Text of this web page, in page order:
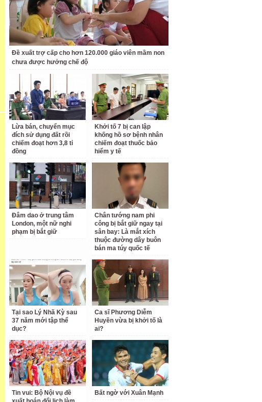
Đề xuất trợ cấp cho hơn 120.000 giáo viên mầm non
chưa được hưởng chế độ
Lừa bán, chuyển mục
đích sử dụng đất rồi
chiếm đoạt hơn 3,8 tỉ
đồng
Khởi tố 7 bị can lập
khống hồ sơ bệnh nhân
chiếm đoạt thuốc bảo
hiểm y tế
Đâm dao ở trung tâm
London, một nữ nghi
phạm bị bắt giữ
Chân tướng nam phi
công bị bắt giữ ngay tại
sân bay: Là mắt xích
thuộc đường dây buôn
bán ma túy quốc tế
Tại sao Lý Nhã Kỳ sau
37 năm mới tập thể
dục?
Ca sĩ Phương Diễm
Huyền vừa bị khởi tố là
ai?
Tin vui: Bộ Nội vụ đề
Bất ngờ với Xuân Mạnh